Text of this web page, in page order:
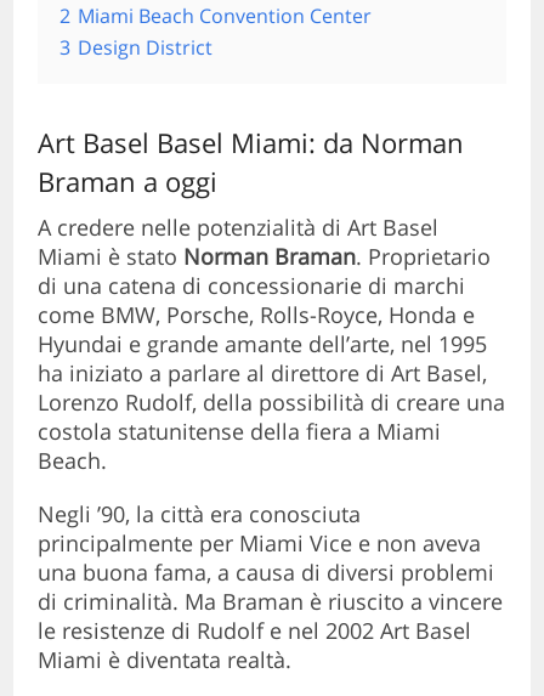
2 Miami Beach Convention Center
3 Design District
Art Basel Basel Miami: da Norman
Braman a oggi
A credere nelle potenzialità di Art Basel
Miami è stato Norman Braman. Proprietario
di una catena di concessionarie di marchi
come BMW, Porsche, Rolls-Royce, Honda e
Hyundai e grande amante dell’arte, nel 1995
ha iniziato a parlare al direttore di Art Basel,
Lorenzo Rudolf, della possibilità di creare una
costola statunitense della fiera a Miami
Beach.
Negli ’90, la città era conosciuta
principalmente per Miami Vice e non aveva
una buona fama, a causa di diversi problemi
di criminalità. Ma Braman è riuscito a vincere
le resistenze di Rudolf e nel 2002 Art Basel
Miami è diventata realtà.